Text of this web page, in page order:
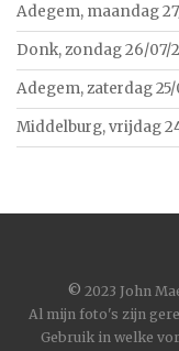
Adegem, maandag
Donk, zondag 26/07/
Adegem, zaterdag
Middelburg, vrijdag
© 2023 John
Al mijn foto's zijn
Gebruik in welke